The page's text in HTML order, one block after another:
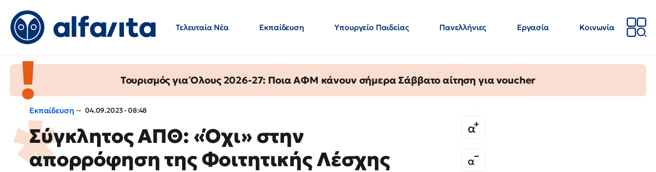
Τελευταία Νέα Εκπαίδευση Υπουργείο Παιδείας Πανελλήνιες Εργασία
Κοινωνία
Τουρισμός για Όλους 2026-27: Ποια ΑΦΜ κάνουν σήμερα Σάββατο αίτηση για voucher
Εκπαίδευση 04.09.2023 - 08:48
Σύγκλητος ΑΠΘ: «Όχι» στην
απορρόφηση της Φοιτητικής Λέσχης